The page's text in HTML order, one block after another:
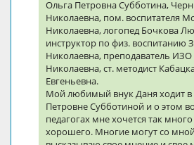
Ольга Петровна Субботина,
Николаевна, пом. воспитателя
Николаевна, логопед Бочкова
инструктор по физ. воспитанию
Николаевна, преподаватель ИЗО
Николаевна, ст. методист
Евгеньевна.
Мой любимый внук Даня ходит в
Петровне Субботиной и о этом
педагогах мне хочется так много
хорошего. Многие могут со мной